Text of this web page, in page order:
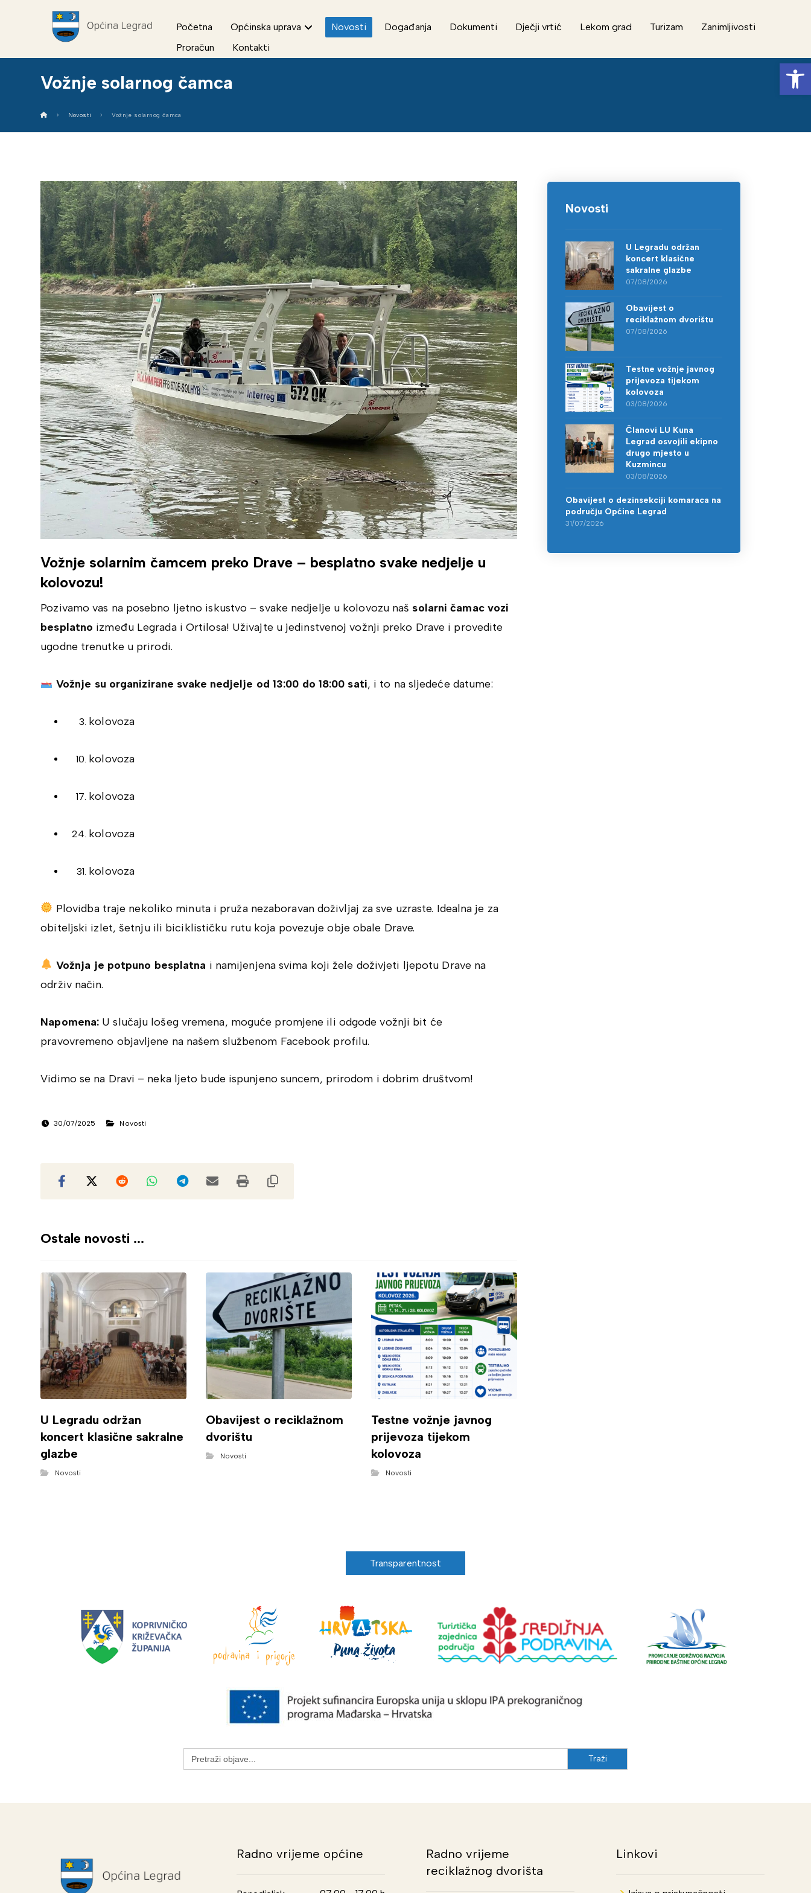
Početna Općinska uprava Novosti Događanja Dokumenti Dječji vrtić Lekom grad Turizam
Zanimljivosti
Proračun
Kontakti
Vožnje solarnog čamca
Novosti Vožnje solarnog čamca
Vožnje solarnim čamcem preko Drave – besplatno svake nedjelje u
kolovozu!
Pozivamo vas na posebno ljetno iskustvo – svake nedjelje u kolovozu naš solarni čamac vozi
besplatno između Legrada i Ortilosa! Uživajte u jedinstvenoj vožnji preko Drave i provedite
ugodne trenutke u prirodi.
Vožnje su organizirane svake nedjelje od 13:00 do 18:00 sati, i to na sljedeće datume:
kolovoza
kolovoza
kolovoza
kolovoza
kolovoza
Plovidba traje nekoliko minuta i pruža nezaboravan doživljaj za sve uzraste. Idealna je za
obiteljski izlet, šetnju ili biciklističku rutu koja povezuje obje obale Drave.
Vožnja je potpuno besplatna i namijenjena svima koji žele doživjeti ljepotu Drave na
održiv način.
Napomena: U slučaju lošeg vremena, moguće promjene ili odgode vožnji bit će
pravovremeno objavljene na našem službenom Facebook profilu.
Vidimo se na Dravi – neka ljeto bude ispunjeno suncem, prirodom i dobrim društvom!
30/07/2025 Novosti
Ostale novosti ...
U Legradu održan
koncert klasične sakralne
glazbe
Novosti
Obavijest o reciklažnom
dvorištu
Novosti
Testne vožnje javnog
prijevoza tijekom
kolovoza
Novosti
Novosti
U Legradu održan
koncert klasične
sakralne glazbe
07/08/2026
Obavijest o
reciklažnom dvorištu
07/08/2026
Testne vožnje javnog
prijevoza tijekom
kolovoza
03/08/2026
Članovi LU Kuna
Legrad osvojili ekipno
drugo mjesto u
Kuzmincu
03/08/2026
Obavijest o dezinsekciji komaraca na
području Općine Legrad
31/07/2026
Transparentnost
Search
for:
Radno vrijeme općine
Radno vrijeme
reciklažnog dvorišta
Linkovi